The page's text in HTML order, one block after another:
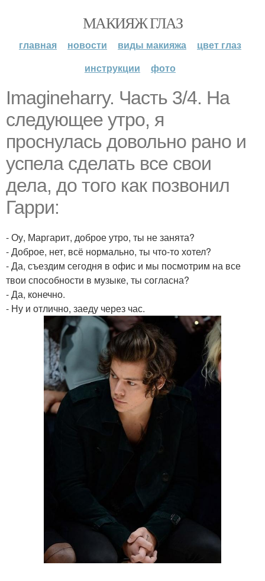
МАКИЯЖ ГЛАЗ
главная новости виды макияжа
цвет глаз
инструкции
фото
Imagineharry. Часть 3/4. На
следующее утро, я
проснулась довольно рано и
успела сделать все свои
дела, до того как позвонил
Гарри:
- Оу, Маргарит, доброе утро, ты не занята?
- Доброе, нет, всё нормально, ты что-то хотел?
- Да, съездим сегодня в офис и мы посмотрим на все
твои способности в музыке, ты согласна?
- Да, конечно.
- Ну и отлично, заеду через час.